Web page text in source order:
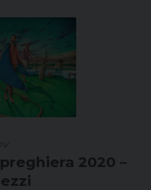
2020 –